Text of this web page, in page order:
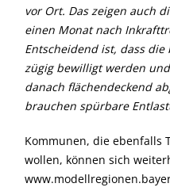
vor Ort. Das zeigen auch
einen Monat nach
Entscheidend ist, dass
zügig bewilligt werden
danach flächendeckend
brauchen spürbare
Kommunen, die ebenfalls
wollen, können sich